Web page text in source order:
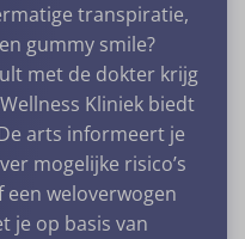
transpiratie,
gummy smile?
met de dokter krijg
Kliniek biedt
arts informeert je
mogelijke risico’s
een weloverwogen
je op basis van